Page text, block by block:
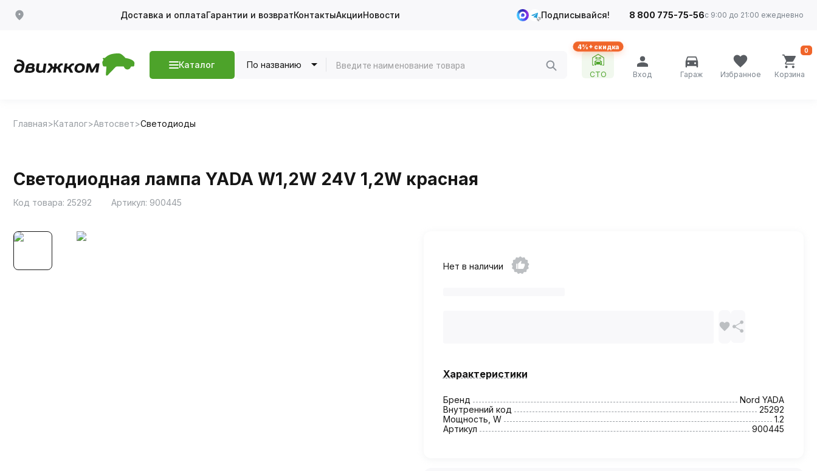
Доставка и оплатаГарантии и возвратКонтактыАкцииНовости Подписывайся! 8 800 775-75-56с 9:00 до 21:00 ежедневно
Каталог По названию
4%+ скидка
СТО Вход Гараж Избранное Корзина
0
Главная Каталог Автосвет Светодиоды
Светодиодная лампа YADA W1,2W 24V 1,2W красная
Код товара: 25292 Артикул: 900445
Нет в наличии
Характеристики
Бренд
Nord YADA
Внутренний код
25292
Мощность, W
1.2
Артикул
900445